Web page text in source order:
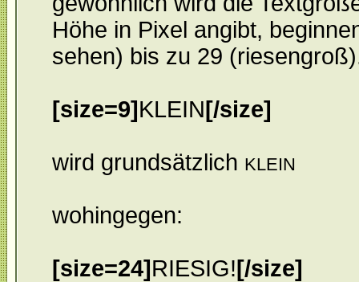
Höhe in Pixel angibt,
sehen) bis zu 29
[size=9]KLEIN[/size]
wird grundsätzlich KLEIN
wohingegen:
[size=24]RIESIG![/size]